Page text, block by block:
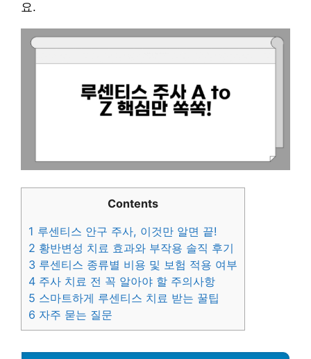
요.
Contents
1 루센티스 안구 주사, 이것만 알면 끝!
2 황반변성 치료 효과와 부작용 솔직 후기
3 루센티스 종류별 비용 및 보험 적용 여부
4 주사 치료 전 꼭 알아야 할 주의사항
5 스마트하게 루센티스 치료 받는 꿀팁
6 자주 묻는 질문